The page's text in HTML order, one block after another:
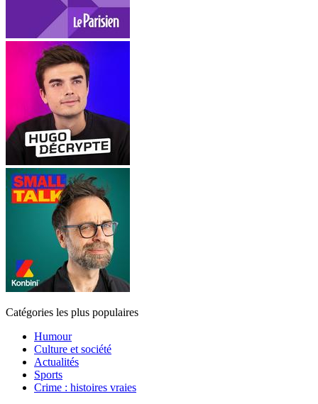
Catégories les plus populaires
Humour
Culture et société
Actualités
Sports
Crime : histoires vraies